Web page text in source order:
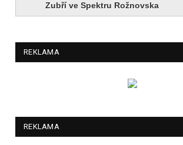
Zubří ve Spektru Rožnovska
REKLAMA
REKLAMA